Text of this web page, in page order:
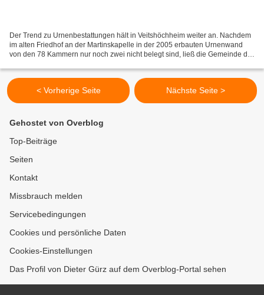
Der Trend zu Urnenbestattungen hält in Veitshöchheim weiter an. Nachdem
im alten Friedhof an der Martinskapelle in der 2005 erbauten Urnenwand
von den 78 Kammern nur noch zwei nicht belegt sind, ließ die Gemeinde die
< Vorherige Seite Nächste Seite >
Gehostet von Overblog
Top-Beiträge
Seiten
Kontakt
Missbrauch melden
Servicebedingungen
Cookies und persönliche Daten
Cookies-Einstellungen
Das Profil von Dieter Gürz auf dem Overblog-Portal sehen